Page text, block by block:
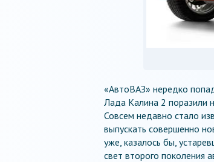
«АвтоВАЗ» нередко
Лада Калина 2 поразили
Совсем недавно стало
выпускать совершенно
уже, казалось бы,
свет второго поколения